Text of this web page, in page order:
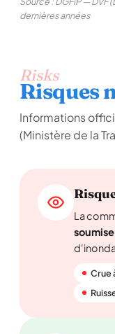
dernières années
Risks
Risques
Informations
(Ministère de la
La
Crue